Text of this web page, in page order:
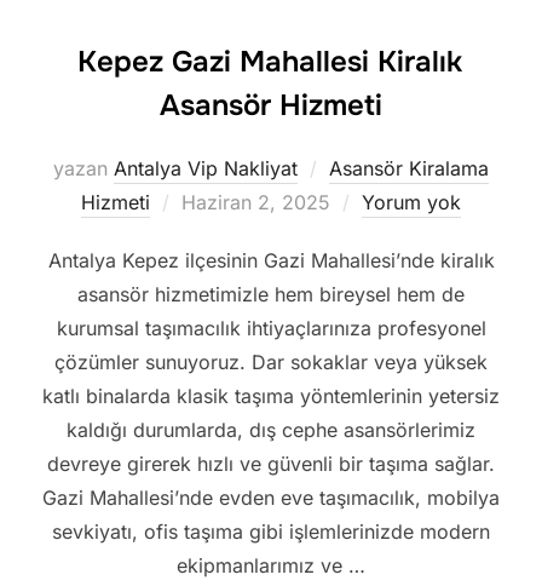
Kepez Gazi Mahallesi Kiralık
Asansör Hizmeti
yazan Antalya Vip Nakliyat
Asansör Kiralama
Hizmeti
Yayımlanma
Haziran 2, 2025 Yorum yok
Antalya Kepez ilçesinin Gazi Mahallesi’nde kiralık
asansör hizmetimizle hem bireysel hem de
kurumsal taşımacılık ihtiyaçlarınıza profesyonel
çözümler sunuyoruz. Dar sokaklar veya yüksek
katlı binalarda klasik taşıma yöntemlerinin yetersiz
kaldığı durumlarda, dış cephe asansörlerimiz
devreye girerek hızlı ve güvenli bir taşıma sağlar.
Gazi Mahallesi’nde evden eve taşımacılık, mobilya
sevkiyatı, ofis taşıma gibi işlemlerinizde modern
ekipmanlarımız ve …